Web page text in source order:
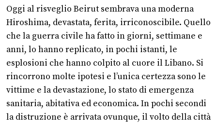
Oggi al risveglio Beirut sembrava una moderna
Hiroshima, devastata, ferita, irriconoscibile. Quello
che la guerra civile ha fatto in giorni, settimane e
anni, lo hanno replicato, in pochi istanti, le
esplosioni che hanno colpito al cuore il Libano. Si
rincorrono molte ipotesi e l’unica certezza sono le
vittime e la devastazione, lo stato di emergenza
sanitaria, abitativa ed economica. In pochi secondi
la distruzione è arrivata ovunque, il volto della città